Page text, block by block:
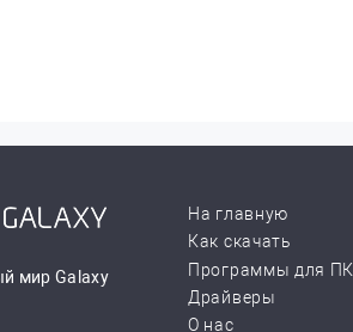
мир Galaxy
На главную
Как скачать
Программы для ПК
Драйверы
О нас